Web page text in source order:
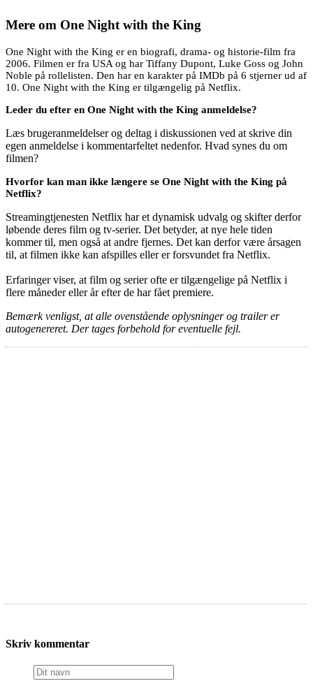
Mere om One Night with the King
One Night with the King er en biografi, drama- og historie-film fra
2006. Filmen er fra USA og har Tiffany Dupont, Luke Goss og John
Noble på rollelisten. Den har en karakter på IMDb på 6 stjerner ud af
10. One Night with the King er tilgængelig på Netflix.
Leder du efter en One Night with the King anmeldelse?
Læs brugeranmeldelser og deltag i diskussionen ved at skrive din
egen anmeldelse i kommentarfeltet nedenfor. Hvad synes du om
filmen?
Hvorfor kan man ikke længere se One Night with the King på
Netflix?
Streamingtjenesten Netflix har et dynamisk udvalg og skifter derfor
løbende deres film og tv-serier. Det betyder, at nye hele tiden
kommer til, men også at andre fjernes. Det kan derfor være årsagen
til, at filmen ikke kan afspilles eller er forsvundet fra Netflix.
Erfaringer viser, at film og serier ofte er tilgængelige på Netflix i
flere måneder eller år efter de har fået premiere.
Bemærk venligst, at alle ovenstående oplysninger og trailer er
autogenereret. Der tages forbehold for eventuelle fejl.
Skriv kommentar